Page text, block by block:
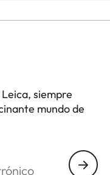
siempre
mundo de